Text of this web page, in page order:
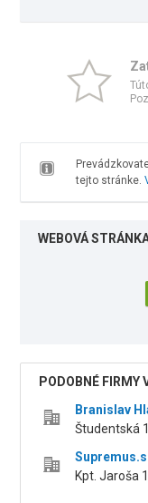
tejto stránke.
WEBOVÁ
PODOBNÉ FIRMY
Branislav
Študentská
Kpt. Jaroša